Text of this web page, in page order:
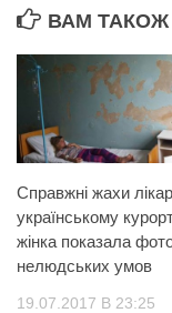
ВАМ ТАКОЖ
Справжні жахи
українському
жінка показала
нелюдських умов
19.07.2017 В 23:25